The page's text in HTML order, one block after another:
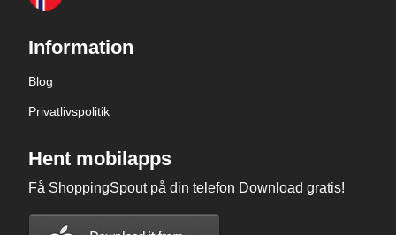
Information
Blog
Privatlivspolitik
Hent mobilapps
Få ShoppingSpout på din telefon Download gratis!